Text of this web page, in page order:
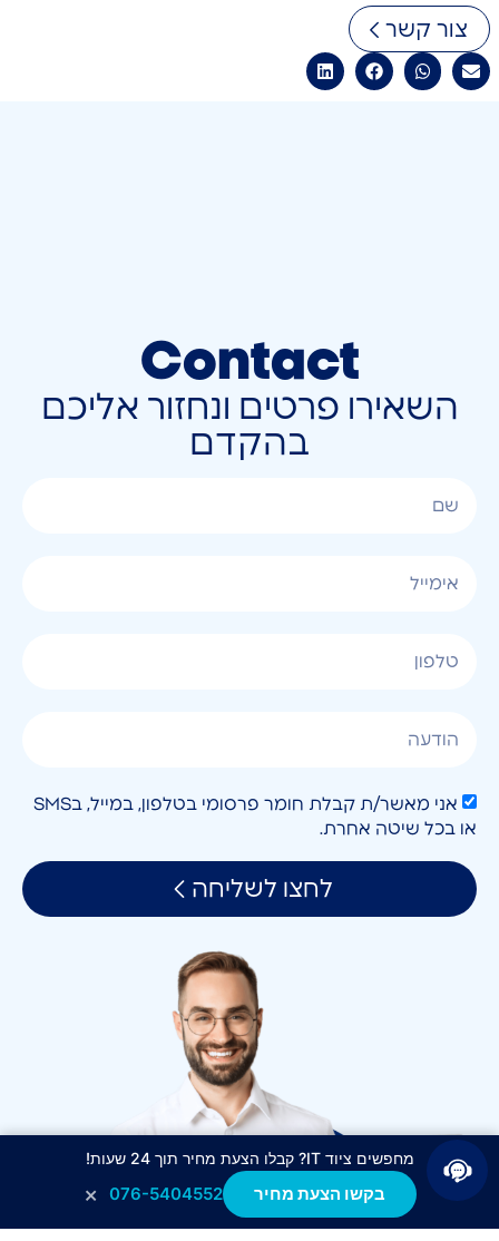
צור קשר
Contact
השאירו פרטים ונחזור אליכם
בהקדם
אני מאשר/ת קבלת חומר פרסומי בטלפון, במייל, בSMS
או בכל שיטה אחרת.
לחצו לשליחה
מחפשים ציוד IT? קבלו הצעת מחיר תוך 24 שעות!
בקשו הצעת מחיר 076-5404552
×